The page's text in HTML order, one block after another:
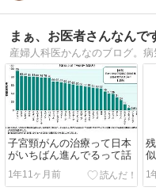
まぁ、お医者さんなんで
子宮頸がんの治療って日本
がいちばん進んでるって話
1年11ヶ月前
1